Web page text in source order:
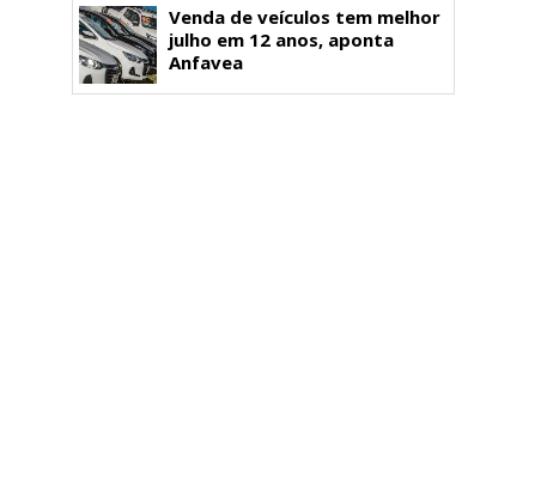
Venda de veículos tem melhor
julho em 12 anos, aponta
Anfavea